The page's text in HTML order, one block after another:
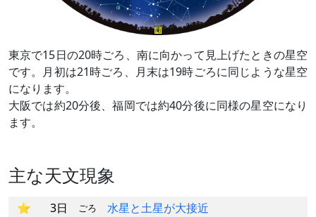
東京で15日の20時ごろ、南に向かって見上げたときの星空
です。月初は21時ごろ、月末は19時ごろに同じような星空
になります。
大阪では約20分後、福岡では約40分後に同様の星空になり
ます。
主な天文現象
3日 ごろ
水星と土星が大接近